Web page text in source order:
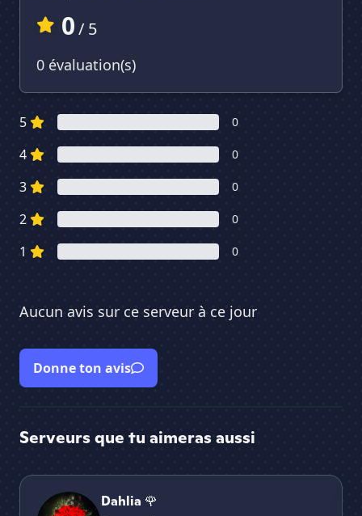
0/ 5
0 évaluation(s)
5 0
4 0
3 0
2 0
1 0
Aucun avis sur ce serveur à ce jour
Donne ton avis
Serveurs que tu aimeras aussi
Dahlia 🌹
Dahlia 🌹